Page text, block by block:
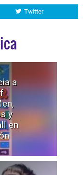
Twitter
a
y
en